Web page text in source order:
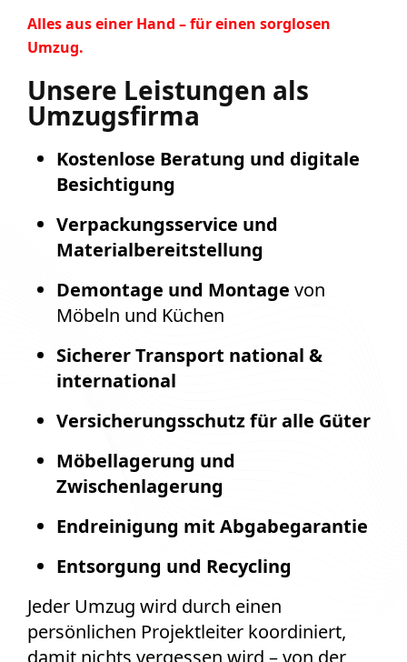
Alles aus einer Hand – für einen sorglosen
Umzug.
Unsere Leistungen als
Umzugsfirma
Kostenlose Beratung und digitale
Besichtigung
Verpackungsservice und
Materialbereitstellung
Demontage und Montage von
Möbeln und Küchen
Sicherer Transport national &
international
Versicherungsschutz für alle Güter
Möbellagerung und
Zwischenlagerung
Endreinigung mit Abgabegarantie
Entsorgung und Recycling
Jeder Umzug wird durch einen
persönlichen Projektleiter koordiniert,
damit nichts vergessen wird – von der